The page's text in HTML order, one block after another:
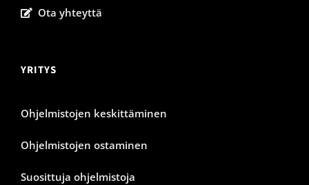
Ota yhteyttä
YRITYS
Ohjelmistojen keskittäminen
Ohjelmistojen ostaminen
Suosittuja ohjelmistoja